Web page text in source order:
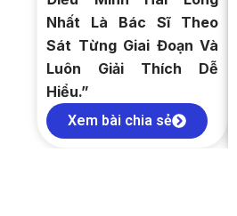
Nhất Là Bác Sĩ Theo
Sát Từng Giai Đoạn Và
Luôn Giải Thích Dễ
Hiểu.”
Xem bài chia sẻ